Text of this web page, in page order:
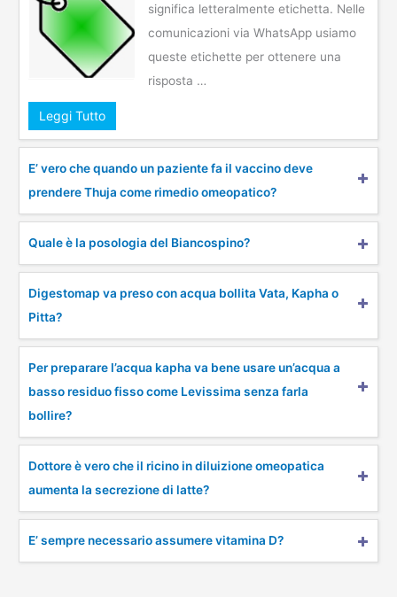
significa letteralmente etichetta. Nelle
comunicazioni via WhatsApp usiamo
queste etichette per ottenere una
risposta …
Leggi Tutto
E’ vero che quando un paziente fa il vaccino deve
prendere Thuja come rimedio omeopatico?
Quale è la posologia del Biancospino?
Digestomap va preso con acqua bollita Vata, Kapha o
Pitta?
Per preparare l’acqua kapha va bene usare un’acqua a
basso residuo fisso come Levissima senza farla
bollire?
Dottore è vero che il ricino in diluizione omeopatica
aumenta la secrezione di latte?
E’ sempre necessario assumere vitamina D?